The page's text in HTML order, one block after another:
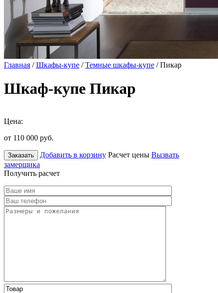
Главная /Шкафы-купе /Темные шкафы-купе / Пикар
Шкаф-купе Пикар
Цена:
от 110 000 руб.
Заказать Добавить в корзину Расчет цены Вызвать
замерщика
Получить расчет